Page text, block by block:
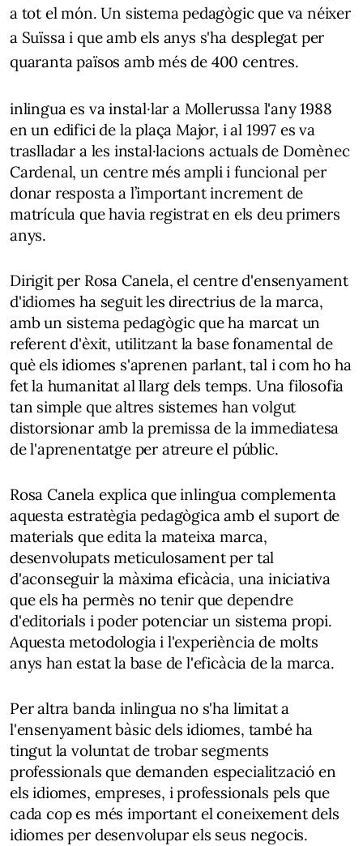
a tot el món. Un sistema pedagògic que va néixer
a Suïssa i que amb els anys s'ha desplegat per
quaranta països amb més de 400 centres.
inlingua es va instal·lar a Mollerussa l'any 1988
en un edifici de la plaça Major, i al 1997 es va
traslladar a les instal·lacions actuals de Domènec
Cardenal, un centre més ampli i funcional per
donar resposta a l’important increment de
matrícula que havia registrat en els deu primers
anys.
Dirigit per Rosa Canela, el centre d'ensenyament
d'idiomes ha seguit les directrius de la marca,
amb un sistema pedagògic que ha marcat un
referent d'èxit, utilitzant la base fonamental de
què els idiomes s'aprenen parlant, tal i com ho ha
fet la humanitat al llarg dels temps. Una filosofia
tan simple que altres sistemes han volgut
distorsionar amb la premissa de la immediatesa
de l'aprenentatge per atreure el públic.
Rosa Canela explica que inlingua complementa
aquesta estratègia pedagògica amb el suport de
materials que edita la mateixa marca,
desenvolupats meticulosament per tal
d'aconseguir la màxima eficàcia, una iniciativa
que els ha permès no tenir que dependre
d'editorials i poder potenciar un sistema propi.
Aquesta metodologia i l'experiència de molts
anys han estat la base de l'eficàcia de la marca.
Per altra banda inlingua no s'ha limitat a
l'ensenyament bàsic dels idiomes, també ha
tingut la voluntat de trobar segments
professionals que demanden especialització en
els idiomes, empreses, i professionals pels que
cada cop es més important el coneixement dels
idiomes per desenvolupar els seus negocis.